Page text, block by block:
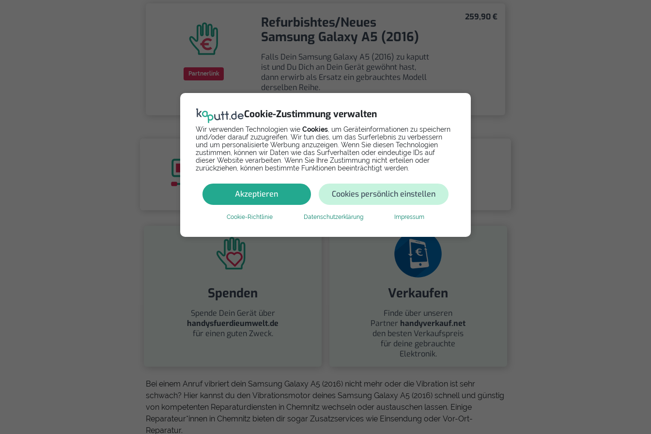
Cookie-Zustimmung verwalten
Wir verwenden Technologien wie Cookies , um Geräteinformationen zu speichern
und/oder darauf zuzugreifen. Wir tun dies, um das Surferlebnis zu verbessern
und um personalisierte Werbung anzuzeigen. Wenn Sie diesen Technologien
zustimmen, können wir Daten wie das Surfverhalten oder eindeutige IDs auf
dieser Website verarbeiten. Wenn Sie Ihre Zustimmung nicht erteilen oder
zurückziehen, können bestimmte Funktionen beeinträchtigt werden.
Akzeptieren Cookies persönlich einstellen
Cookie-Richtlinie Datenschutzerklärung Impressum
Partnerlink
Refurbishtes/Neues
Samsung Galaxy A5 (2016)
Falls Dein Samsung Galaxy A5 (2016) zu kaputt
ist und Du Dich an Dein Gerät gewöhnt hast,
dann erwirb als Ersatz ein gebrauchtes Modell
derselben Reihe.
259,90 €
Selbst reparieren
Videoanleitung selbst. Ersatzteile ab
Spenden
Spende Dein Gerät über
handysfuerdieumwelt.de
für einen guten Zweck.
Verkaufen
Finde über unseren
Partner handyverkauf.net
den besten Verkaufspreis
für deine gebrauchte
Elektronik.
Bei einem Anruf vibriert dein Samsung Galaxy A5 (2016) nicht mehr oder die Vibration ist sehr
schwach? Hier kannst du den Vibrationsmotor deines Samsung Galaxy A5 (2016) schnell und günstig
von kompetenten Reparaturdiensten in Chemnitz wechseln oder austauschen lassen. Einige
Reparateur*innen in Chemnitz bieten dir sogar Zusatzservices wie Einsendung oder Vor-Ort-
Reparatur.